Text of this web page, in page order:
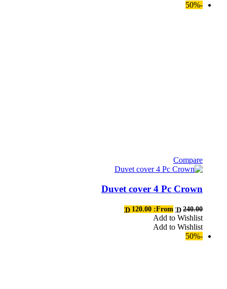
-50%
Compare
هناك
من
Duvet cover 4 Pc Crown
AED 240.00
From:
AED 120.00
Add to Wishlist
Add to Wishlist
-50%